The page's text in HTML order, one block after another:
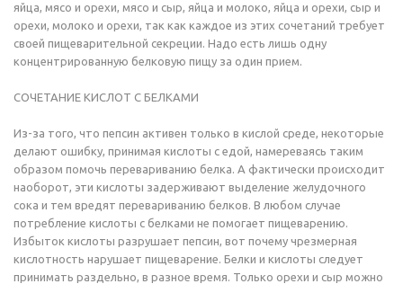
яйца, мясо и орехи, мясо и сыр, яйца и молоко, яйца и орехи, сыр и
орехи, молоко и орехи, так как каждое из этих сочетаний требует
своей пищеварительной секреции. Надо есть лишь одну
концентрированную белковую пищу за один прием.
СОЧЕТАНИЕ КИСЛОТ С БЕЛКАМИ
Из-за того, что пепсин активен только в кислой среде, некоторые
делают ошибку, принимая кислоты с едой, намереваясь таким
образом помочь перевариванию белка. А фактически происходит
наоборот, эти кислоты задерживают выделение желудочного
сока и тем вредят перевариванию белков. В любом случае
потребление кислоты с белками не помогает пищеварению.
Избыток кислоты разрушает пепсин, вот почему чрезмерная
кислотность нарушает пищеварение. Белки и кислоты следует
принимать раздельно, в разное время. Только орехи и сыр можно